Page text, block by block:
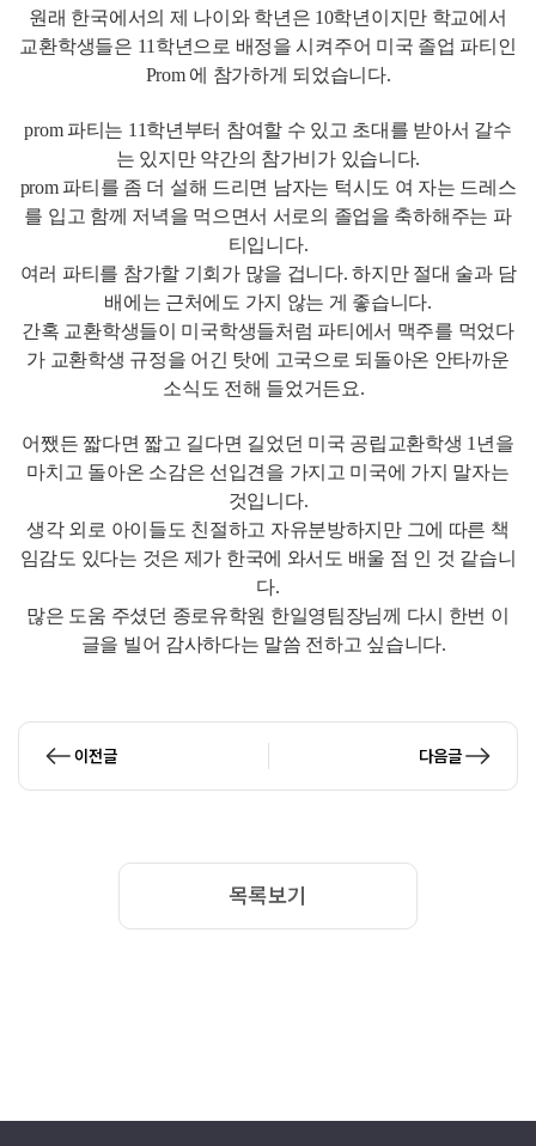
원래 한국에서의 제 나이와 학년은 10학년이지만 학교에서
교환학생들은 11학년으로 배정을 시켜주어 미국 졸업 파티인
Prom 에 참가하게 되었습니다.
prom 파티는 11학년부터 참여할 수 있고 초대를 받아서 갈수
는 있지만 약간의 참가비가 있습니다.
prom 파티를 좀 더 설해 드리면 남자는 턱시도 여 자는 드레스
를 입고 함께 저녁을 먹으면서 서로의 졸업을 축하해주는 파
티입니다.
여러 파티를 참가할 기회가 많을 겁니다. 하지만 절대 술과 담
배에는 근처에도 가지 않는 게 좋습니다.
간혹 교환학생들이 미국학생들처럼 파티에서 맥주를 먹었다
가 교환학생 규정을 어긴 탓에 고국으로 되돌아온 안타까운
소식도 전해 들었거든요.
어쨌든 짧다면 짧고 길다면 길었던 미국 공립교환학생 1년을
마치고 돌아온 소감은 선입견을 가지고 미국에 가지 말자는
것입니다.
생각 외로 아이들도 친절하고 자유분방하지만 그에 따른 책
임감도 있다는 것은 제가 한국에 와서도 배울 점 인 것 같습니
다.
많은 도움 주셨던 종로유학원 한일영팀장님께 다시 한번 이
글을 빌어 감사하다는 말씀 전하고 싶습니다.
이전글 다음글
목록보기